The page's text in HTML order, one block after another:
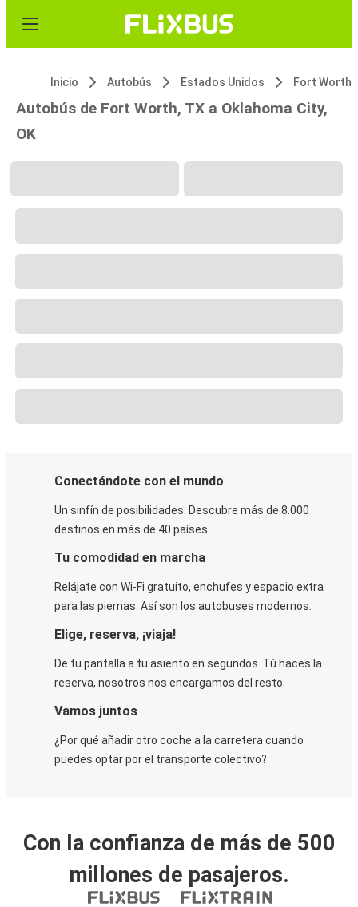
Inicio Autobús Estados Unidos Fort Worth,
Autobús de Fort Worth, TX a Oklahoma City,
OK
Conectándote con el mundo
Un sinfín de posibilidades. Descubre más de 8.000
destinos en más de 40 países.
Tu comodidad en marcha
Relájate con Wi-Fi gratuito, enchufes y espacio extra
para las piernas. Así son los autobuses modernos.
Elige, reserva, ¡viaja!
De tu pantalla a tu asiento en segundos. Tú haces la
reserva, nosotros nos encargamos del resto.
Vamos juntos
¿Por qué añadir otro coche a la carretera cuando
puedes optar por el transporte colectivo?
Con la confianza de más de 500
millones de pasajeros.